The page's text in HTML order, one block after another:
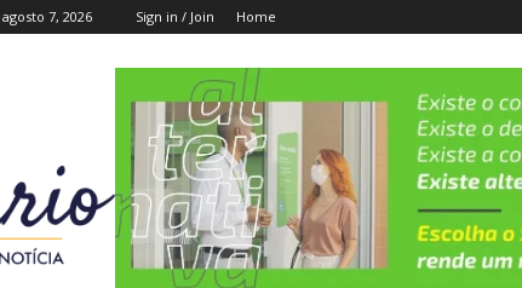
7, 2026 Sign in / Join Home